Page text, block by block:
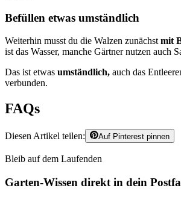
Befüllen etwas umständlich
Weiterhin musst du die Walzen zunächstmit
ist das Wasser, manche Gärtner nutzen auch
Das ist etwas umständlich, auch das
verbunden.
FAQs
Diesen Artikel teilen: Auf Pinterest pinnen
Bleib auf dem Laufenden
Garten-Wissen direkt in dein